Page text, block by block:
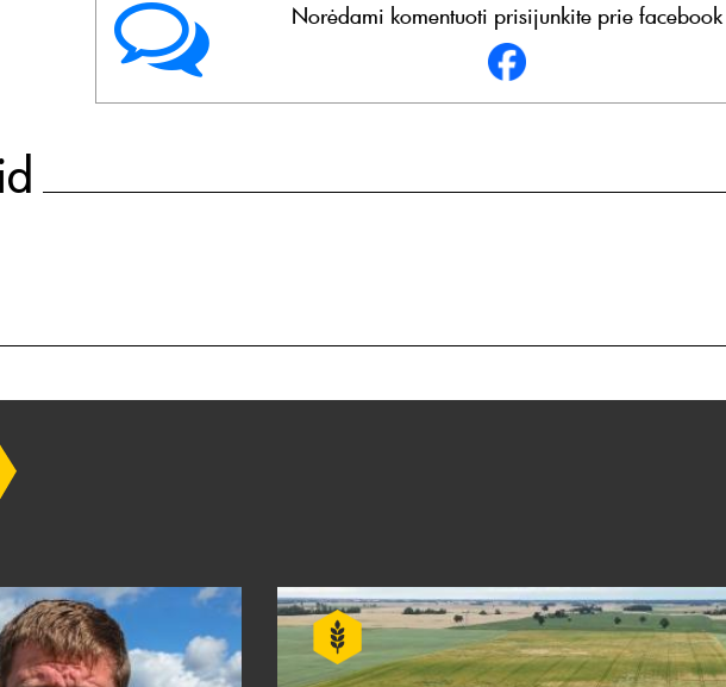
Norėdami komentuoti prisijunkite prie facebook